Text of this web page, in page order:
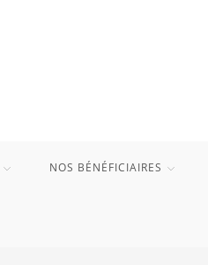
NOS BÉNÉFICIAIRES